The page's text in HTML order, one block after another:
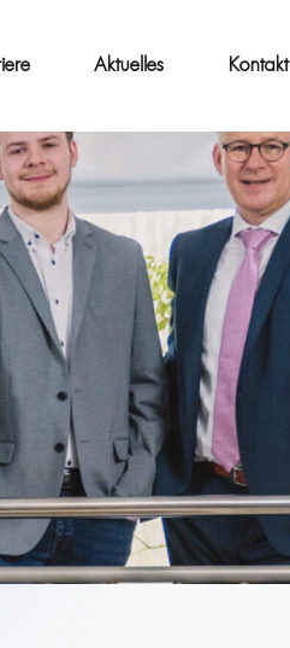
Aktuelles Kontakt